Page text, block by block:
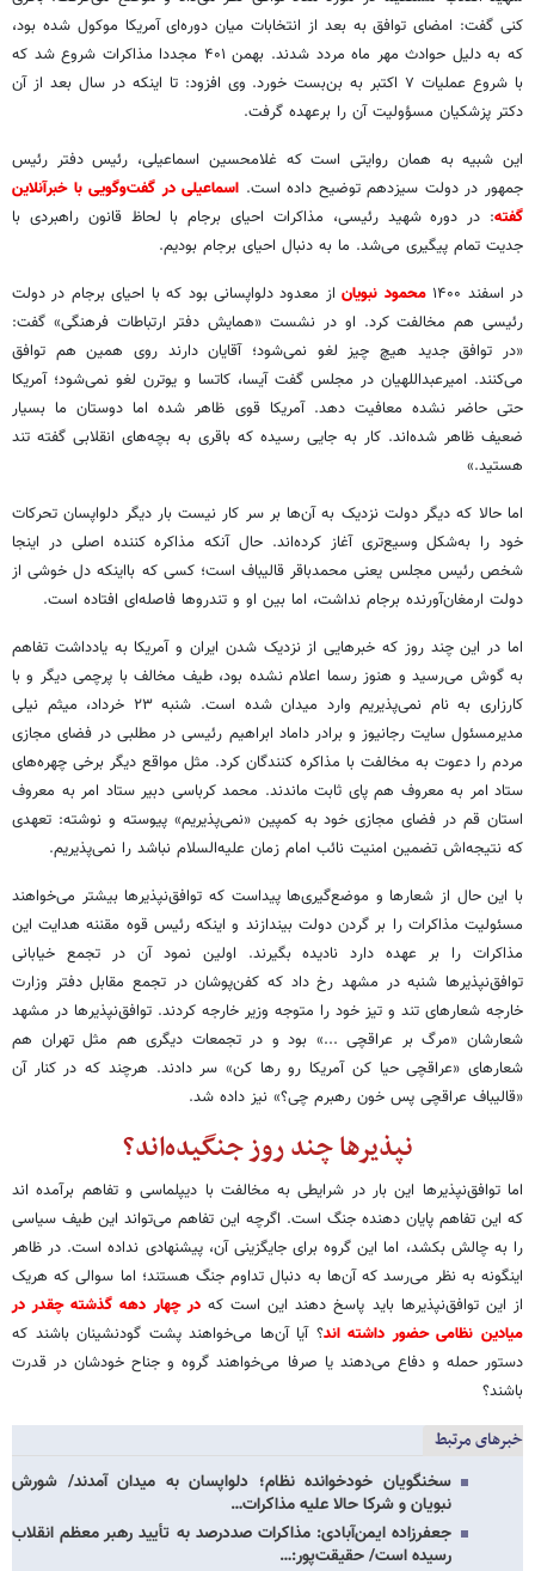
کنی گفت: امضای توافق به بعد از انتخابات میان دوره‌ای آمریکا موکول شده بود،
که به دلیل حوادث مهر ماه مردد شدند. بهمن ۴۰۱ مجددا مذاکرات شروع شد که
با شروع عملیات ۷ اکتبر به بن‌بست خورد. وی افزود: تا اینکه در سال بعد از آن
دکتر پزشکیان مسؤولیت آن را برعهده گرفت.
این شبیه به همان روایتی است که غلامحسین اسماعیلی، رئیس دفتر رئیس
جمهور در دولت سیزدهم توضیح داده است. اسماعیلی در گفت‌وگویی با خبرآنلاین
گفته: در دوره شهید رئیسی، مذاکرات احیای برجام با لحاظ قانون راهبردی با
جدیت تمام پیگیری می‌شد. ما به دنبال احیای برجام بودیم.
در اسفند ۱۴۰۰
محمود نبویاناز معدود دلواپسانی بود که با احیای برجام در دولت
رئیسی هم مخالفت کرد. او در نشست «همایش دفتر ارتباطات فرهنگی» گفت:
«در توافق جدید هیچ چیز لغو نمی‌شود؛ آقایان دارند روی همین هم توافق
می‌کنند. امیرعبداللهیان در مجلس گفت آیسا، کاتسا و یوترن لغو نمی‌شود؛ آمریکا
حتی حاضر نشده معافیت دهد. آمریکا قوی ظاهر شده اما دوستان ما بسیار
ضعیف ظاهر شده‌اند. کار به جایی رسیده که باقری به بچه‌های انقلابی گفته تند
هستید.»
اما حالا که دیگر دولت نزدیک به آن‌ها بر سر کار نیست بار دیگر دلواپسان تحرکات
خود را به‌شکل وسیع‌تری آغاز کرده‌اند. حال آنکه مذاکره کننده اصلی در اینجا
شخص رئیس مجلس یعنی محمدباقر قالیباف است؛ کسی که بااینکه دل خوشی از
دولت ارمغان‌آورنده برجام نداشت، اما بین او و تندروها فاصله‌ای افتاده است.
اما در این چند روز که خبرهایی از نزدیک شدن ایران و آمریکا به یادداشت تفاهم
به گوش می‌رسید و هنوز رسما اعلام نشده بود، طیف مخالف با پرچمی دیگر و با
کارزاری به نام نمی‌پذیریم وارد میدان شده است. شنبه ۲۳ خرداد، میثم نیلی
مدیرمسئول سایت رجانیوز و برادر داماد ابراهیم رئیسی در مطلبی در فضای مجازی
مردم را دعوت به مخالفت با مذاکره کنندگان کرد. مثل مواقع دیگر برخی چهره‌های
ستاد امر به معروف هم پای ثابت ماندند. محمد کرباسی دبیر ستاد امر به معروف
استان قم در فضای مجازی خود به کمپین «نمی‌پذیریم» پیوسته و نوشته: تعهدی
که نتیجه‌اش تضمین امنیت نائب امام زمان علیه‌السلام نباشد را نمی‌پذیریم.
با این حال از شعارها و موضع‌گیری‌ها پیداست که توافق‌نپذیرها بیشتر می‌خواهند
مسئولیت مذاکرات را بر گردن دولت بیندازند و اینکه رئیس قوه مقننه هدایت این
مذاکرات را بر عهده دارد نادیده بگیرند. اولین نمود آن در تجمع خیابانی
توافق‌نپذیرها شنبه در مشهد رخ داد که کفن‌پوشان در تجمع مقابل دفتر وزارت
خارجه شعارهای تند و تیز خود را متوجه وزیر خارجه کردند. توافق‌نپذیرها در مشهد
شعارشان «مرگ بر عراقچی ...» بود و در تجمعات دیگری هم مثل تهران هم
شعارهای «عراقچی حیا کن آمریکا رو رها کن» سر دادند. هرچند که در کنار آن
«قالیباف عراقچی پس خون رهبرم چی؟» نیز داده شد.
نپذیرها چند روز جنگیده‌اند؟
اما توافق‌نپذیرها این بار در شرایطی به مخالفت با دیپلماسی و تفاهم برآمده اند
که این تفاهم پایان دهنده جنگ است. اگرچه این تفاهم می‌تواند این طیف سیاسی
را به چالش بکشد، اما این گروه برای جایگزینی آن، پیشنهادی نداده است. در ظاهر
اینگونه به نظر می‌رسد که آن‌ها به دنبال تداوم جنگ هستند؛ اما سوالی که هریک
از این توافق‌نپذیرها باید پاسخ دهند این است کهدر چهار دهه گذشته چقدر در
میادین نظامی حضور داشته اند؟ آیا آن‌ها می‌خواهند پشت‌ گودنشینان باشند که
دستور حمله و دفاع می‌دهند یا صرفا می‌خواهند گروه و جناح خودشان در قدرت
باشند؟
خبرهای مرتبط
سخنگویان خودخوانده نظام؛ دلواپسان به میدان آمدند/ شورش
نبویان و شرکا حالا علیه مذاکرات…
جعفرزاده ایمن‌آبادی: مذاکرات صددرصد به تأیید رهبر معظم انقلاب
رسیده است/ حقیقت‌پور:…